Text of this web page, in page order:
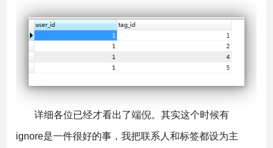
详细各位已经才看出了端倪。其实这个时候有
ignore是一件很好的事，我把联系人和标签都设为主